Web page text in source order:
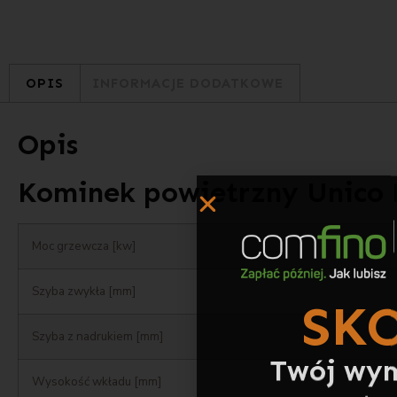
OPIS
Opis
Kominek powietrzny Unico
Moc grzewcza [kw]
Szyba zwykła [mm]
Szyba z nadrukiem [mm]
Wysokość wkładu [mm]
Twój